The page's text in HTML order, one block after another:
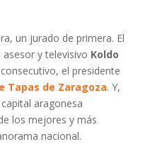
un jurado de primera. El
y televisivo Koldo
el presidente
Tapas de Zaragoza. Y,
aragonesa
los mejores y más
nacional.